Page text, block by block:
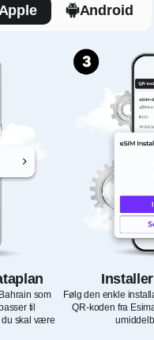
Apple Android
som
til
du skal være
Følg den enkle
QR-koden fra